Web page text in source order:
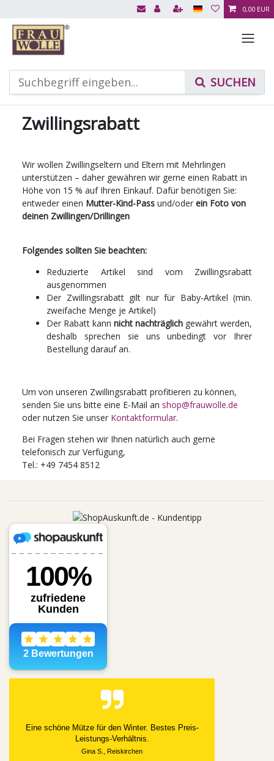
0,00 EUR
Zwillingsrabatt
Wir wollen Zwillingseltern und Eltern mit Mehrlingen
unterstützen – daher gewähren wir gerne einen Rabatt in
Höhe von 15 % auf Ihren Einkauf. Dafür benötigen Sie:
entweder einen Mutter-Kind-Pass und/oder ein Foto von
deinen Zwillingen/Drillingen
Folgendes sollten Sie beachten:
Reduzierte Artikel sind vom Zwillingsrabatt
ausgenommen
Der Zwillingsrabatt gilt nur für Baby-Artikel (min.
zweifache Menge je Artikel)
Der Rabatt kann nicht nachträglich gewährt werden,
deshalb sprechen sie uns unbedingt vor Ihrer
Bestellung darauf an.
Um von unseren Zwillingsrabatt profitieren zu können,
senden Sie uns bitte eine E-Mail an shop@frauwolle.de
oder nutzen Sie unser Kontaktformular.
Bei Fragen stehen wir Ihnen natürlich auch gerne
telefonisch zur Verfügung,
Tel.: +49 7454 8512
Eine schöne Mütze für den Winter. Bestes Preis-
Leistungs-Verhältnis.
Gina S., Reiskirchen